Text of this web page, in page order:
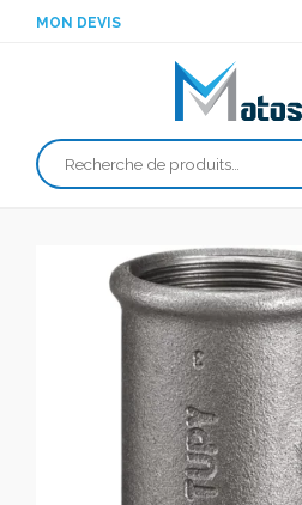
MON DEVIS
Recherche